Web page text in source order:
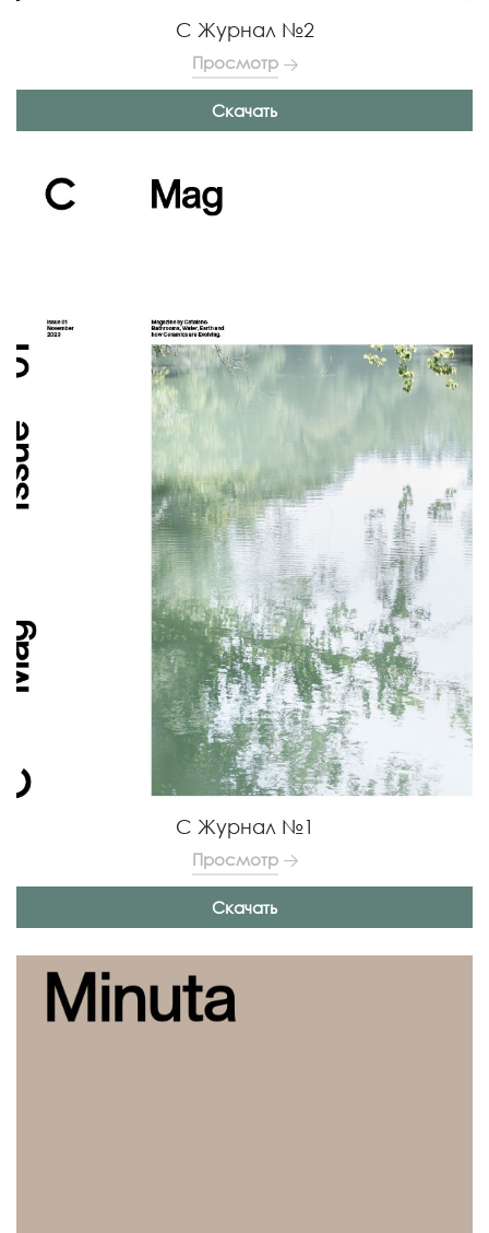
С Журнал №2
Просмотр
Скачать
С Журнал №1
Просмотр
Скачать